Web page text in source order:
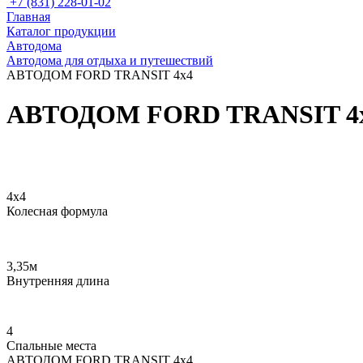
Главная
Каталог продукции
Автодома
Автодома для отдыха и путешествий
АВТОДОМ FORD TRANSIT 4x4
АВТОДОМ FORD TRANSIT
4х4
Колесная формула
3,35м
Внутренняя длина
4
Спальные места
АВТОДОМ FORD TRANSIT 4x4